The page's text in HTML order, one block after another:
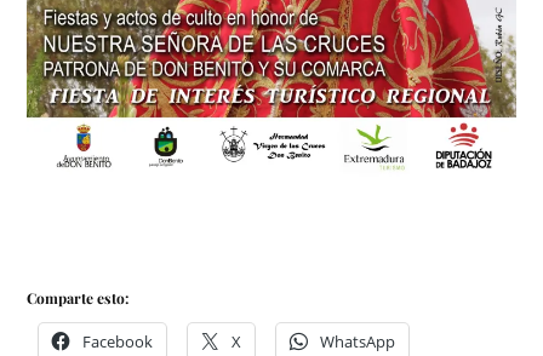
Comparte esto:
Facebook X WhatsApp